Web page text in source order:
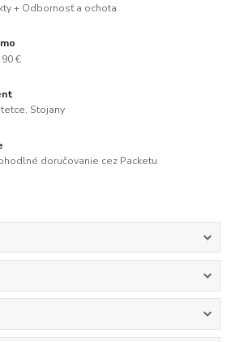
+ Odbornosť a ochota
€
Stojany
doručovanie cez Packetu